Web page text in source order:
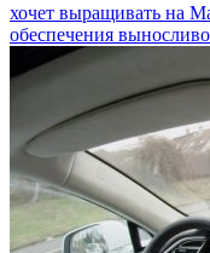
хочет выращивать на
обеспечения